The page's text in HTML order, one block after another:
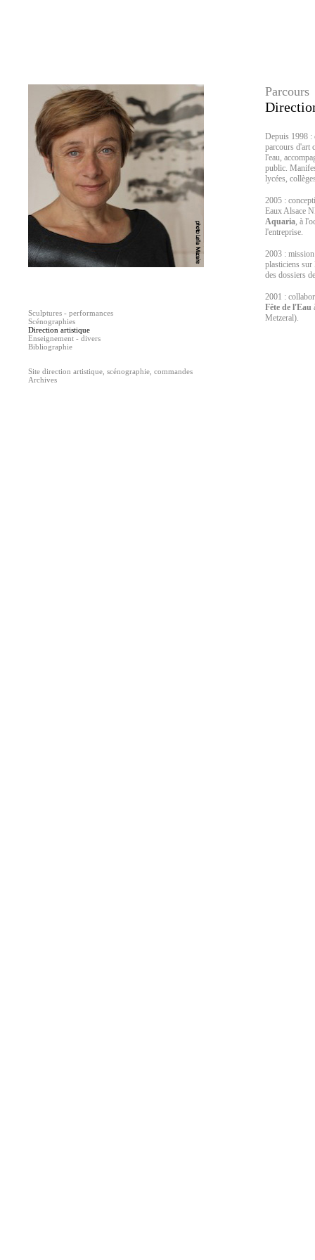
Sculptures - performances
Scénographies
Direction artistique
Enseignement - divers
Bibliographie
Site direction artistique, scénographie, commandes
Archives
Parcours
Depuis 1998 :
parcours d'art
l'eau,
public.
lycées,
2005 :
Eaux Alsace
Aquaria, à
l'entreprise.
2003 :
plasticiens sur
des dossiers
2001 :
Fête de l'Eau
Metzeral).